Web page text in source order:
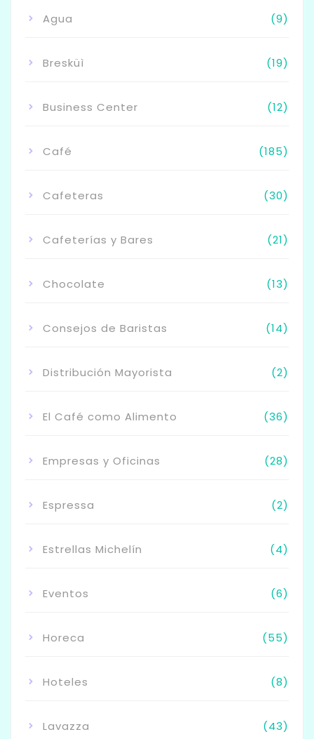
Agua (9)
Bresküì (19)
Business Center (12)
Café (185)
Cafeteras (30)
Cafeterías y Bares (21)
Chocolate (13)
Consejos de Baristas (14)
Distribución Mayorista (2)
El Café como Alimento (36)
Empresas y Oficinas (28)
Espressa (2)
Estrellas Michelín (4)
Eventos (6)
Horeca (55)
Hoteles (8)
Lavazza (43)